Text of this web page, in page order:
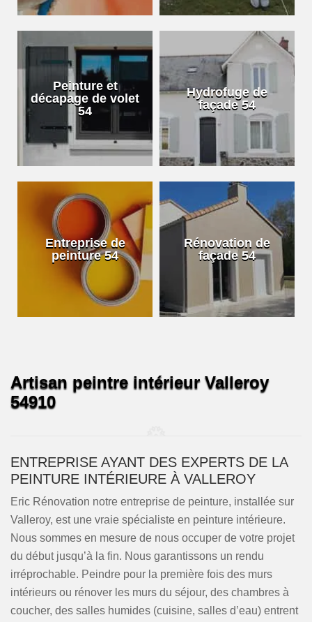
Peinture et
décapage de volet
54
Hydrofuge de
façade 54
Entreprise de
peinture 54
Rénovation de
façade 54
Artisan peintre intérieur Valleroy
54910
ENTREPRISE AYANT DES EXPERTS DE LA
PEINTURE INTÉRIEURE À VALLEROY
Eric Rénovation notre entreprise de peinture, installée sur
Valleroy, est une vraie spécialiste en peinture intérieure.
Nous sommes en mesure de nous occuper de votre projet
du début jusqu’à la fin. Nous garantissons un rendu
irréprochable. Peindre pour la première fois des murs
intérieurs ou rénover les murs du séjour, des chambres à
coucher, des salles humides (cuisine, salles d’eau) entrent